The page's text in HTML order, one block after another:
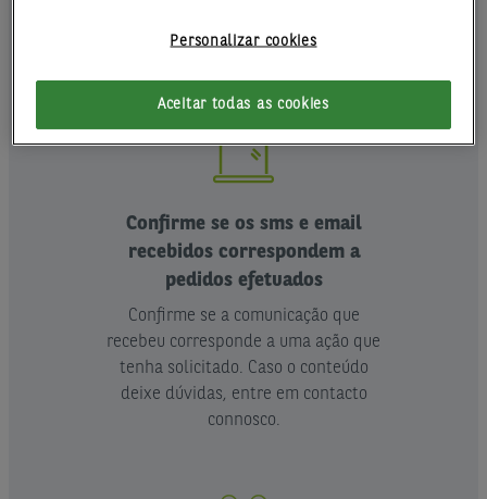
para os sites Cetelem deve conter
Confirme se os sms e email
recebidos correspondem a
pedidos efetuados
Confirme se a comunicação que
recebeu corresponde a uma ação que
tenha solicitado. Caso o conteúdo
deixe dúvidas, entre em contacto
connosco.
Personalizar cookies
Aceitar todas as cookies